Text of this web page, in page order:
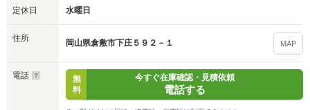
定休日 水曜日
住所 岡山県倉敷市下庄５９２－１ MAP
電話
無
料
今すぐ在庫確認・見積依頼
電話する
※保存された情報は